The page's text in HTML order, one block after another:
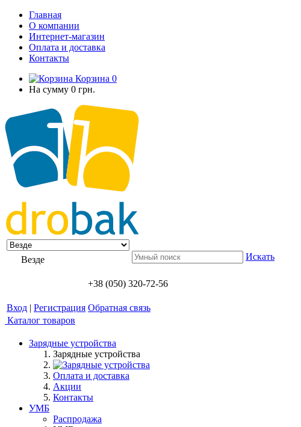
Главная
О компании
Интернет-магазин
Оплата и доставка
Контакты
Корзина 0
На сумму 0 грн.
Везде Искать
+38 (050) 320-72-56
Вход | Регистрация Обратная связь
Каталог товаров
Зарядные устройства
Зарядные устройства
Оплата и доставка
Акции
Контакты
УМБ
Распродажа